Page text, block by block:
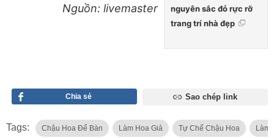
nguyên sắc đỏ rực rỡ
trang trí nhà đẹp
Nguồn: livemaster
Chia sẻ Sao chép link
Tags: Chậu Hoa Để Bàn Làm Hoa Giả Tự Chế Chậu Hoa Làm